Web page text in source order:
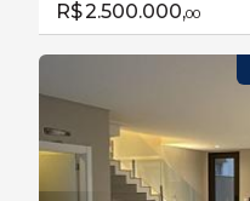
R$ 2.500.000,00